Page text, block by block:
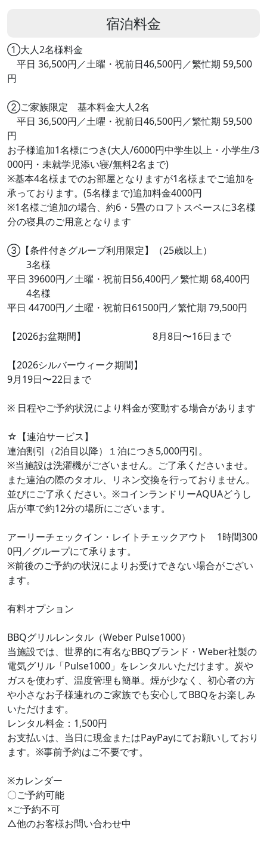
宿泊料金
①大人2名様料金
平日 36,500円／土曜・祝前日46,500円／繁忙期 59,500
円
②ご家族限定 基本料金大人2名
平日 36,500円／土曜・祝前日46,500円／繁忙期 59,500
円
お子様追加1名様につき(大人/6000円中学生以上・小学生/3
000円・未就学児添い寝/無料2名まで)
※基本4名様までのお部屋となりますが1名様までご追加を
承っております。(5名様まで)追加料金4000円
※1名様ご追加の場合、約6・5畳のロフトスペースに3名様
分の寝具のご用意となります
③【条件付きグループ利用限定】（25歳以上）
3名様
平日 39600円／土曜・祝前日56,400円／繁忙期 68,400円
4名様
平日 44700円／土曜・祝前日61500円／繁忙期 79,500円
【2026お盆期間】 8月8日〜16日まで
【2026シルバーウィーク期間】
9月19日〜22日まで
※ 日程やご予約状況により料金が変動する場合があります
☆【連泊サービス】
連泊割引（2泊目以降）１泊につき5,000円引。
※当施設は洗濯機がございません。ご了承くださいませ。
また連泊の際のタオル、リネン交換を行っておりません。
並びにご了承ください。※コインランドリーAQUAどうし
店が車で約12分の場所にございます。
アーリーチェックイン・レイトチェックアウト 1時間300
0円／グループにて承ります。
※前後のご予約の状況によりお受けできない場合がござい
ます。
有料オプション
BBQグリルレンタル（Weber Pulse1000）
当施設では、世界的に有名なBBQブランド・Weber社製の
電気グリル「Pulse1000」をレンタルいただけます。炭や
ガスを使わず、温度管理も簡単。煙が少なく、初心者の方
や小さなお子様連れのご家族でも安心してBBQをお楽しみ
いただけます。
レンタル料金：1,500円
お支払いは、当日に現金またはPayPayにてお願いしており
ます。※事前予約はご不要です。
※カレンダー
〇ご予約可能
×ご予約不可
△他のお客様お問い合わせ中